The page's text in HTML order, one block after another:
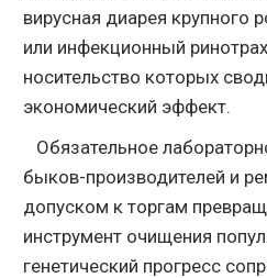
вирусная диарея крупного
или инфекционный
носительство которых
экономический эффект.
Обязательное
быков-производителей и
допуском к торгам
инструмент очищения
генетический прогресс